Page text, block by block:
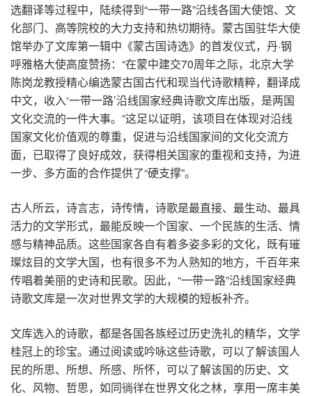
选翻译等过程中，陆续得到“一带一路”沿线各国大使馆、文
化部门、高等院校的大力支持和热切期待。蒙古国驻华大使
馆举办了文库第一辑中《蒙古国诗选》的首发仪式，丹·钢
呼雅格大使高度赞扬：“在蒙中建交70周年之际，北京大学
陈岗龙教授精心编选蒙古国古代和现当代诗歌精粹，翻译成
中文，收入‘一带一路’沿线国家经典诗歌文库出版，是两国
文化交流的一件大事。”这足以证明，该项目在体现对沿线
国家文化价值观的尊重，促进与沿线国家间的文化交流方
面，已取得了良好成效，获得相关国家的重视和支持，为进
一步、多方面的合作提供了“硬支撑”。
古人所云，诗言志，诗传情，诗歌是最直接、最生动、最具
活力的文学形式，最能反映一个国家、一个民族的生活、情
感与精神品质。这些国家各自有着多姿多彩的文化，既有璀
璨炫目的文学大国，也有很多不为人熟知的地方，千百年来
传唱着美丽的史诗和民歌。因此，“一带一路”沿线国家经典
诗歌文库是一次对世界文学的大规模的短板补齐。
文库选入的诗歌，都是各国各族经过历史洗礼的精华，文学
桂冠上的珍宝。通过阅读或吟咏这些诗歌，可以了解该国人
民的所思、所想、所感、所怀，可以了解该国的历史、文
化、风物、哲思，如同徜徉在世界文化之林，享用一席丰美